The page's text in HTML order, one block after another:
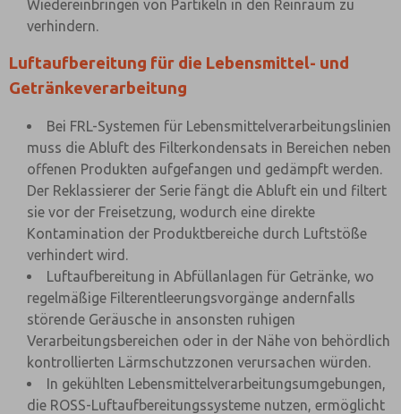
Wiedereinbringen von Partikeln in den Reinraum zu
verhindern.
Luftaufbereitung für die Lebensmittel- und
Getränkeverarbeitung
Bei FRL-Systemen für Lebensmittelverarbeitungslinien
muss die Abluft des Filterkondensats in Bereichen neben
offenen Produkten aufgefangen und gedämpft werden.
Der Reklassierer der Serie fängt die Abluft ein und filtert
sie vor der Freisetzung, wodurch eine direkte
Kontamination der Produktbereiche durch Luftstöße
verhindert wird.
Luftaufbereitung in Abfüllanlagen für Getränke, wo
regelmäßige Filterentleerungsvorgänge andernfalls
störende Geräusche in ansonsten ruhigen
Verarbeitungsbereichen oder in der Nähe von behördlich
kontrollierten Lärmschutzzonen verursachen würden.
In gekühlten Lebensmittelverarbeitungsumgebungen,
die ROSS-Luftaufbereitungssysteme nutzen, ermöglicht